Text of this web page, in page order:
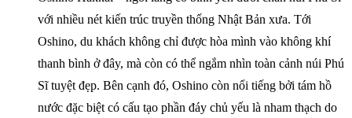
với nhiều nét kiến trúc truyền thống Nhật Bản xưa. Tới
Oshino, du khách không chỉ được hòa mình vào không khí
thanh bình ở đây, mà còn có thể ngắm nhìn toàn cảnh núi Phú
Sĩ tuyệt đẹp. Bên cạnh đó, Oshino còn nổi tiếng bởi tám hồ
nước đặc biệt có cấu tạo phần đáy chủ yếu là nham thạch do